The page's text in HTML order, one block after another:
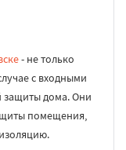
- не только
с входными
защиты дома. Они
помещения,